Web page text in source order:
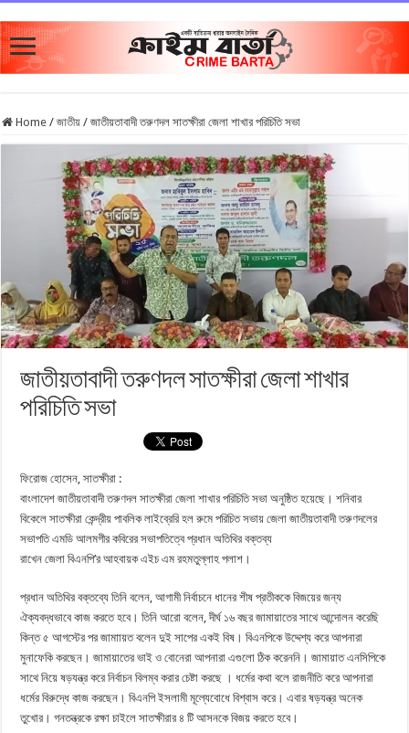
Home / জাতীয় / জাতীয়তাবাদী তরুণদল সাতক্ষীরা জেলা শাখার পরিচিতি সভা
জাতীয়তাবাদী তরুণদল সাতক্ষীরা জেলা শাখার
পরিচিতি সভা
ফিরোজ হোসেন, সাতক্ষীরা :
বাংলাদেশ জাতীয়তাবাদী তরুণদল সাতক্ষীরা জেলা শাখার পরিচিতি সভা অনুষ্ঠিত হয়েছে। শনিবার
বিকেলে সাতক্ষীরা কেন্দ্রীয় পাবলিক লাইব্রেরি হল রুমে পরিচিত সভায় জেলা জাতীয়তাবাদী তরুণদলের
সভাপতি এমডি আলমগীর কবিরের সভাপতিত্বে প্রধান অতিথির বক্তব্য
রাখেন জেলা বিএনপি’র আহবায়ক এইচ এম রহমতুল্লাহ পলাশ।
প্রধান অতিথির বক্তব্যে তিনি বলেন, আগামী নির্বাচনে ধানের শীষ প্রতীককে বিজয়ের জন্য
ঐক্যবদ্ধভাবে কাজ করতে হবে। তিনি আরো বলেন, দীর্ঘ ১৬ বছর জামায়াতের সাথে আন্দোলন করেছি
কিন্ত ৫ আগস্টের পর জামাায়ত বলেন দুই সাপের একই বিষ। বিএনপিকে উদ্দেশ্য করে আপনারা
মুনাফেকি করছেন। জামায়াতের ভাই ও বোনেরা আপনারা এগুলো ঠিক করেননি। জামায়াত এনসিপিকে
সাথে নিয়ে ষড়যন্ত্র করে নির্বাচন বিলম্ব করার চেষ্টা করছে । ধর্মের কথা বলে রাজনীতি করে আপনারা
ধর্মের বিরুদ্ধে কাজ করছেন। বিএনপি ইসলামী মূল্যেবোধে বিশ্বাস করে। এবার ষড়যন্ত্র অনেক
তুখোর। গনতন্ত্রকে রক্ষা চাইলে সাতক্ষীরার ৪ টি আসনকে বিজয় করতে হবে।